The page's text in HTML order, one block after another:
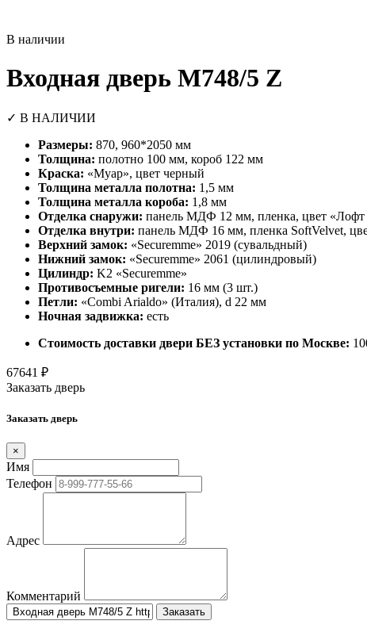
В наличии
Входная дверь М748/5 Z
✓ В НАЛИЧИИ
Размеры: 870, 960*2050 мм
Толщина: полотно 100 мм, короб 122 мм
Краска: «Муар», цвет черный
Толщина металла полотна: 1,5 мм
Толщина металла короба: 1,8 мм
Отделка снаружи: панель МДФ 12 мм, пленка, цвет
Отделка внутри: панель МДФ 16 мм, пленка SoftVelvet,
Верхний замок: «Securemme» 2019 (сувальдный)
Нижний замок: «Securemme» 2061 (цилиндровый)
Цилиндр: K2 «Securemme»
Противосъемные ригели: 16 мм (3 шт.)
Петли: «Combi Arialdo» (Италия), d 22 мм
Ночная задвижка: есть
Стоимость доставки двери БЕЗ установки по Москве:
67641 ₽
Заказать дверь
Заказать дверь
×
Имя
Телефон
Адрес
Комментарий
Заказать